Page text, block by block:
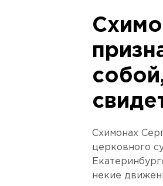
Схимонах
церковного
некие